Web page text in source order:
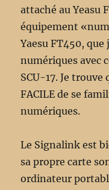
attaché au Yeasu
équipement
Yaesu FT450,
numériques avec
SCU-17. Je
FACILE de se
numériques.
Le Signalink est
sa propre carte
ordinateur